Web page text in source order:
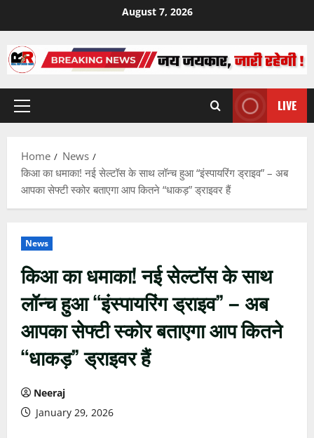
content
August 7, 2026
Primary
LIVE
Home
News
किआ का धमाका! नई सेल्टॉस के साथ लॉन्च हुआ “इंस्पायरिंग ड्राइव” – अब
आपका सेफ्टी स्कोर बताएगा आप कितने “धाकड़” ड्राइवर हैं
News
किआ का धमाका! नई सेल्टॉस के साथ
लॉन्च हुआ “इंस्पायरिंग ड्राइव” – अब
आपका सेफ्टी स्कोर बताएगा आप कितने
“धाकड़” ड्राइवर हैं
Neeraj
January 29, 2026